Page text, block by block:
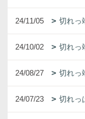
24/11/05 切れっ
24/10/02 切れっ
24/08/27 切れっ
24/07/23 切れっ